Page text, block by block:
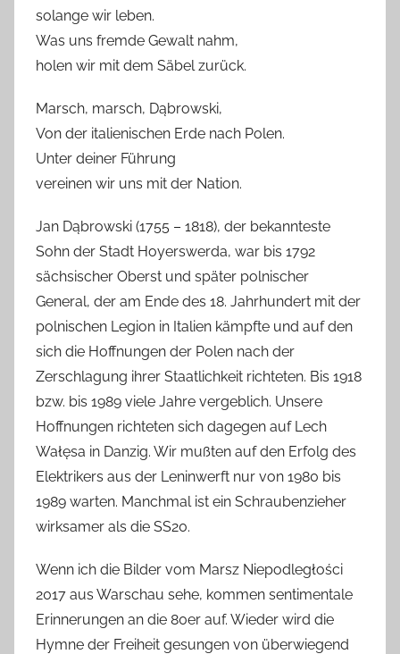
solange wir leben.
Was uns fremde Gewalt nahm,
holen wir mit dem Säbel zurück.
Marsch, marsch, Dąbrowski,
Von der italienischen Erde nach Polen.
Unter deiner Führung
vereinen wir uns mit der Nation.
Jan Dąbrowski (1755 – 1818), der bekannteste
Sohn der Stadt Hoyerswerda, war bis 1792
sächsischer Oberst und später polnischer
General, der am Ende des 18. Jahrhundert mit der
polnischen Legion in Italien kämpfte und auf den
sich die Hoffnungen der Polen nach der
Zerschlagung ihrer Staatlichkeit richteten. Bis 1918
bzw. bis 1989 viele Jahre vergeblich. Unsere
Hoffnungen richteten sich dagegen auf Lech
Wałęsa in Danzig. Wir mußten auf den Erfolg des
Elektrikers aus der Leninwerft nur von 1980 bis
1989 warten. Manchmal ist ein Schraubenzieher
wirksamer als die SS20.
Wenn ich die Bilder vom Marsz Niepodległości
2017 aus Warschau sehe, kommen sentimentale
Erinnerungen an die 80er auf. Wieder wird die
Hymne der Freiheit gesungen von überwiegend